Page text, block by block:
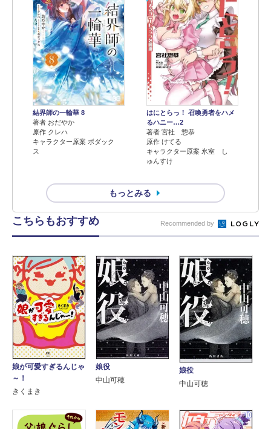
結界師の一輪華 8
著者 おだやか
原作 クレハ
キャラクター原案 ボダック
ス
はにとらっ！ 召喚勇者をハメ
るハニー…2
著者 宮社 惣恭
原作 けてる
キャラクター原案 氷室 し
ゅんすけ
もっとみる
こちらもおすすめ Recommended by
娘が可愛すぎるんじゃ
～！
きくまき
娘役
中山可穂
娘役
中山可穂